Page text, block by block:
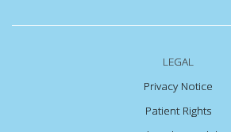
LEGAL
Privacy Notice
Patient Rights